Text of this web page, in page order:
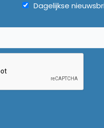
Dagelijkse